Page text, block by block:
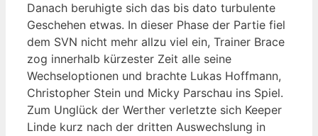
Danach beruhigte sich das bis dato turbulente
Geschehen etwas. In dieser Phase der Partie fiel
dem SVN nicht mehr allzu viel ein, Trainer Brace
zog innerhalb kürzester Zeit alle seine
Wechseloptionen und brachte Lukas Hoffmann,
Christopher Stein und Micky Parschau ins Spiel.
Zum Unglück der Werther verletzte sich Keeper
Linde kurz nach der dritten Auswechslung in